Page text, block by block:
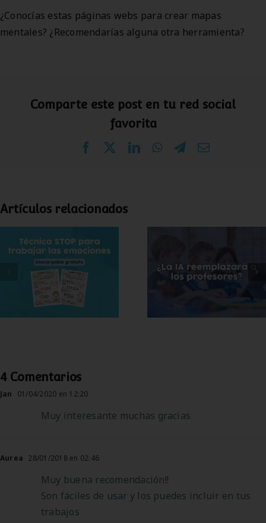
¿Conocías estas páginas webs para crear mapas
mentales? ¿Recomendarías alguna otra herramienta?
Comparte este post en tu red social
favorita
FacebookLinkedInWhatsApp
Telegram
Correo
Artículos relacionados
Técnica STOP para
trabajar las
emociones (+
lámina gratis para
inteligencia
artificial sustituir a
4 Comentarios
Jan 01/04/2020 en 12:20
Muy interesante muchas gracias
Aurea 28/01/2018 en 02:46
Muy buena recomendación!!
Son fáciles de usar y los puedes incluir en tus
trabajos